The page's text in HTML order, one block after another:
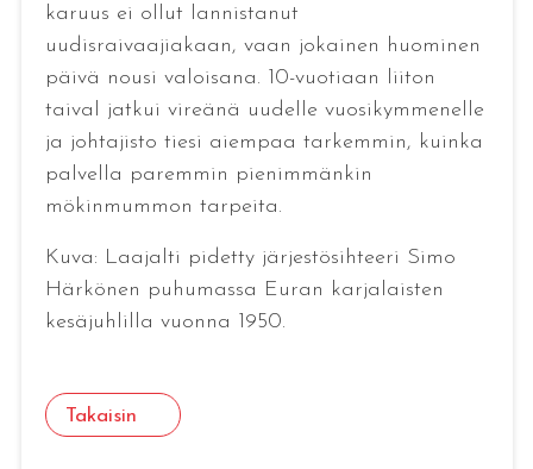
karuus ei ollut lannistanut
uudisraivaajiakaan, vaan jokainen huominen
päivä nousi valoisana. 10-vuotiaan liiton
taival jatkui vireänä uudelle vuosikymmenelle
ja johtajisto tiesi aiempaa tarkemmin, kuinka
palvella paremmin pienimmänkin
mökinmummon tarpeita.
Kuva: Laajalti pidetty järjestösihteeri Simo
Härkönen puhumassa Euran karjalaisten
kesäjuhlilla vuonna 1950.
Takaisin